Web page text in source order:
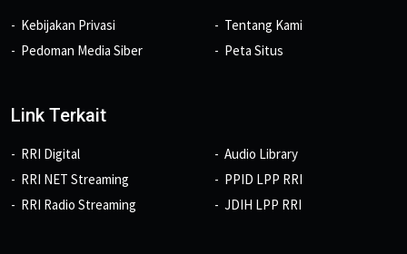
Kebijakan Privasi
Pedoman Media Siber
Tentang Kami
Peta Situs
Link Terkait
RRI Digital
RRI NET Streaming
RRI Radio Streaming
Audio Library
PPID LPP RRI
JDIH LPP RRI